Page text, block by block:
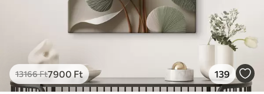
13166Ft7900 Ft 139